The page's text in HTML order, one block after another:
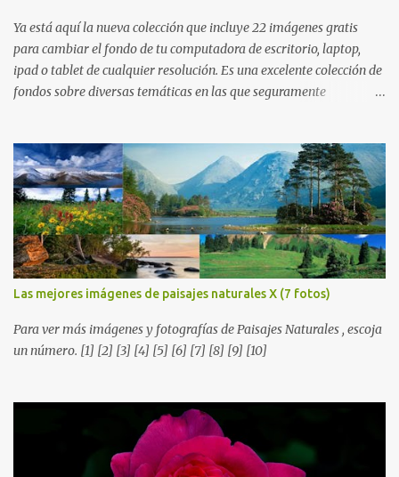
Ya está aquí la nueva colección que incluye 22 imágenes gratis
para cambiar el fondo de tu computadora de escritorio, laptop,
ipad o tablet de cualquier resolución. Es una excelente colección de
fondos sobre diversas temáticas en las que seguramente
olviden utilizar los botones que aparecen sobre cada imagen para
compartir estos fondos en las redes sociales con todos sus amigos.
Gracias.
Las mejores imágenes de paisajes naturales X (7 fotos)
Para ver más imágenes y fotografías de Paisajes Naturales , escoja
un número. [1] [2] [3] [4] [5] [6] [7] [8] [9] [10]